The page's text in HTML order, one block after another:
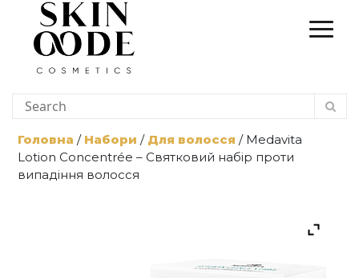
Головна / Набори / Для волосся / Medavita
Lotion Concentrée – Святковий набір проти
випадіння волосся